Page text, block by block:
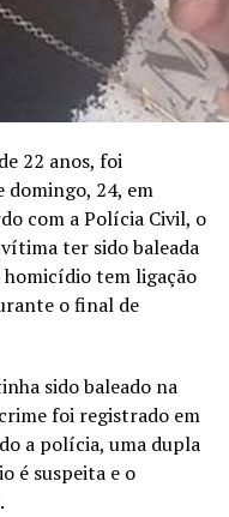
22 anos, foi
domingo, 24, em
com a Polícia Civil, o
ter sido baleada
tem ligação
o final de
sido baleado na
foi registrado em
a polícia, uma dupla
é suspeita e o